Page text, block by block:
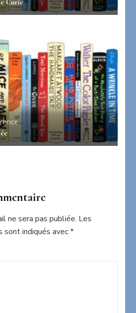
Curie
ne sera pas publiée. Les
sont indiqués avec*